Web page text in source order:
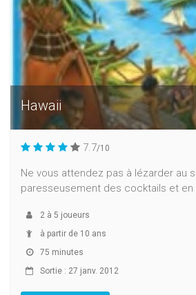
Hawaii
7.7/10
Ne vous attendez pas à lézarder au
paresseusement des cocktails et en
2 à 5 joueurs
à partir de 10 ans
75 minutes
Sortie : 27 janv. 2012